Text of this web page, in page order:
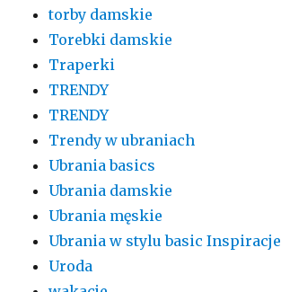
torby damskie
Torebki damskie
Traperki
TRENDY
TRENDY
Trendy w ubraniach
Ubrania basics
Ubrania damskie
Ubrania męskie
Ubrania w stylu basic Inspiracje
Uroda